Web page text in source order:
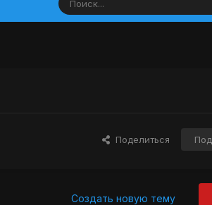
Поделиться
Создать новую тему